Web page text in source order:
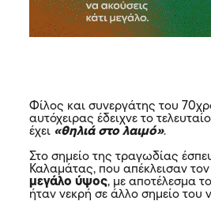
Φίλος και συνεργάτης του
αυτόχειρας έδειχνε το
έχει «θηλιά στο λαιμό».
Στο σημείο της τραγωδίας
Καλαμάτας, που απέκλεισαν
μεγάλο ύψος, με αποτέλεσμα
ήταν νεκρή σε άλλο σημείο του